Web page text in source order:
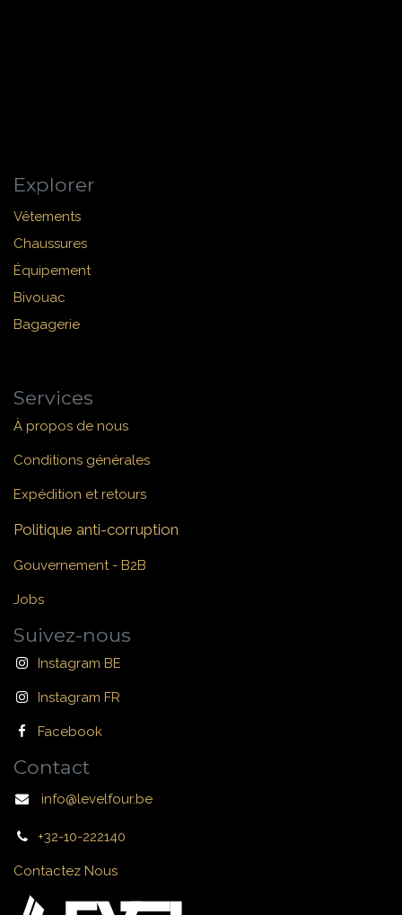
Explorer
Vêtements
Chaussures
Équipement
Bivouac
Bagagerie
Services
À propos de nous
Conditions générales
Expédition et retours
Politique anti-corruption
Gouvernement - B2B
Jobs
Suivez-nous
Instagram BE
Instagram FR
Facebook
Contact
info@levelfour.be
+32-10-222140
Contactez Nous